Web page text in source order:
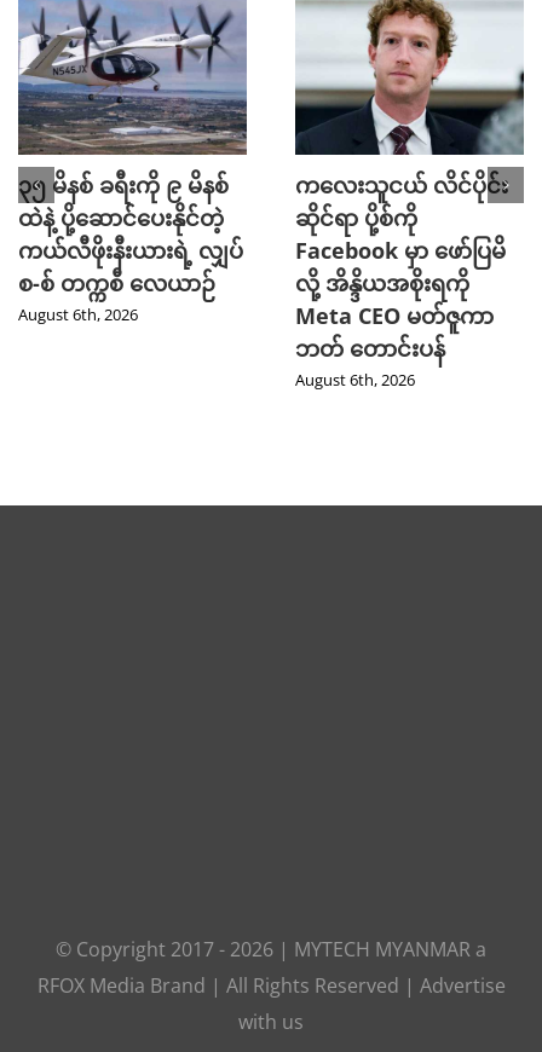
၃၅ မိနစ် ခရီးကို ၉ မိနစ်
ထဲနဲ့ ပို့ဆောင်ပေးနိုင်တဲ့
ကယ်လီဖိုးနီးယားရဲ့ လျှပ်
စ-စ် တက္ကစီ လေယာဉ်
August 6th, 2026
ကလေးသူငယ် လိင်ပိုင်း
ဆိုင်ရာ ပို့စ်ကို
Facebook မှာ ဖော်ပြမိ
လို့ အိန္ဒိယအစိုးရကို
Meta CEO မတ်ဇူကာ
ဘတ် တောင်းပန်
August 6th, 2026
© Copyright 2017 - 2026 | MYTECH MYANMAR a
RFOX Media Brand | All Rights Reserved | Advertise
with us